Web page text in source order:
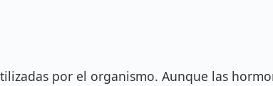
por el organismo. Aunque las